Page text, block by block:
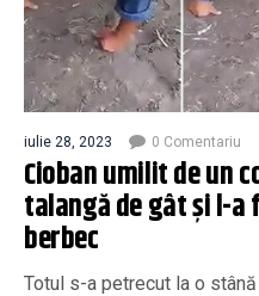
iulie 28, 2023 0 Comentariu
Cioban umilit de un
talangă de gât şi l-
berbec
Totul s-a petrecut la o